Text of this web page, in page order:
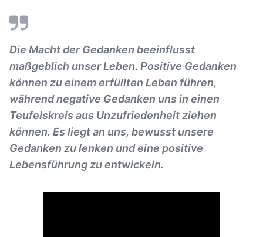
Die Macht der Gedanken beeinflusst
maßgeblich unser Leben. Positive Gedanken
können zu einem erfüllten Leben führen,
während negative Gedanken uns in einen
Teufelskreis aus Unzufriedenheit ziehen
können. Es liegt an uns, bewusst unsere
Gedanken zu lenken und eine positive
Lebensführung zu entwickeln.